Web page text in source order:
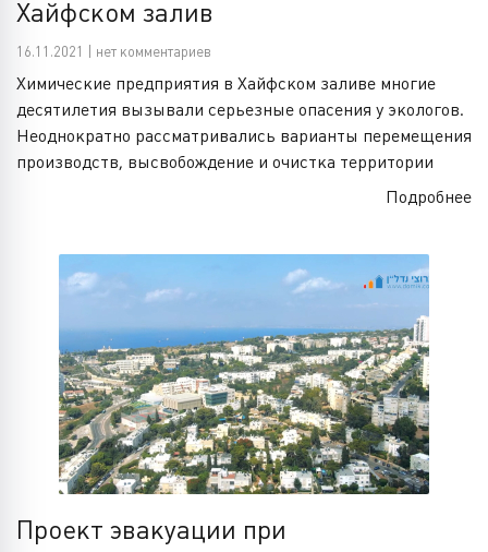
Хайфском залив
16.11.2021 | нет комментариев
Химические предприятия в Хайфском заливе многие
десятилетия вызывали серьезные опасения у экологов.
Неоднократно рассматривались варианты перемещения
производств, высвобождение и очистка территории
Подробнее
Проект эвакуации при